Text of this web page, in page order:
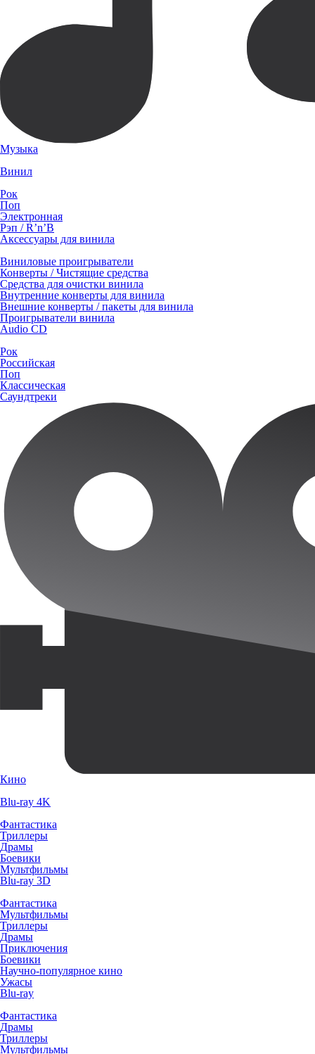
Музыка
Винил
Рок
Поп
Электронная
Рэп / R’n’B
Аксессуары для винила
Виниловые проигрыватели
Конверты / Чистящие средства
Средства для очистки винила
Внутренние конверты для винила
Внешние конверты / пакеты для винила
Проигрыватели винила
Audio CD
Рок
Российская
Поп
Классическая
Саундтреки
Кино
Blu-ray 4K
Фантастика
Триллеры
Драмы
Боевики
Мультфильмы
Blu-ray 3D
Фантастика
Мультфильмы
Триллеры
Драмы
Приключения
Боевики
Научно-популярное кино
Ужасы
Blu-ray
Фантастика
Драмы
Триллеры
Мультфильмы